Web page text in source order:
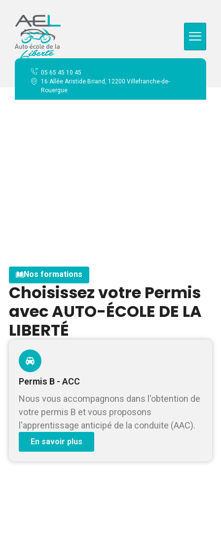
principal
05 65 45 10 45
16 Allée Aristide Briand, 12200 Villefranche-de-
Rouergue
Prestations
Nos formations
Choisissez votre Permis
avec AUTO-ÉCOLE DE LA
LIBERTÉ
Permis B - ACC
Nous vous accompagnons dans l'obtention de
votre permis B et vous proposons
l'apprentissage anticipé de la conduite (AAC).
En savoir plus